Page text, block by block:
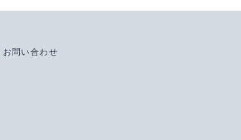
お問い合わせ